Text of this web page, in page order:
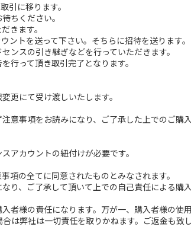
引に移ります。
ちください。
きます。
ントを送って下さい。そちらに招待を送ります。
ンスの引き継ぎなどを行っていただきます。
行って頂き取引完了となります。
更にて受け渡しいたします。
意事項をお読みになり、ご了承した上でのご購
アカウントの紐付けが必要です。
項の全てに同意されたものとみなされます。
り、ご了承して頂いて上での自己責任による購
者様の責任になります。万が一、購入者様の
は弊社は一切責任を取りかねます。ご返金も致